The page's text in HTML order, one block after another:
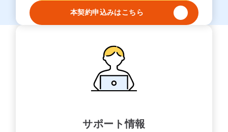
本契約申込みはこちら
サポート情報